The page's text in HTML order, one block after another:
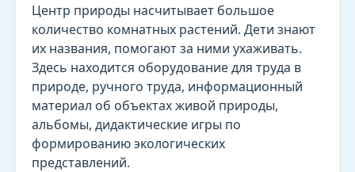
Центр природы насчитывает большое
количество комнатных растений. Дети знают
их названия, помогают за ними ухаживать.
Здесь находится оборудование для труда в
природе, ручного труда, информационный
материал об объектах живой природы,
альбомы, дидактические игры по
формированию экологических
представлений.